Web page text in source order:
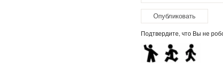
Подтвердите, что Вы не